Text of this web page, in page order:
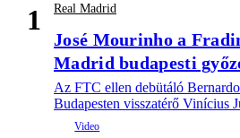
1 Real Madrid
José Mourinho a
Madrid budapesti
Az FTC ellen debütáló
Budapesten visszatérő Vinícius